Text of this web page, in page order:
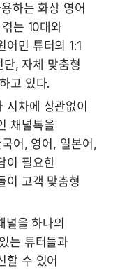
하는 화상 영어
는 10대와
어민 튜터의 1:1
, 자체 맞춤형
고 있다.
차에 상관없이
채널톡을
어, 영어, 일본어,
이 필요한
이 고객 맞춤형
을 하나의
는 튜터들과
할 수 있어